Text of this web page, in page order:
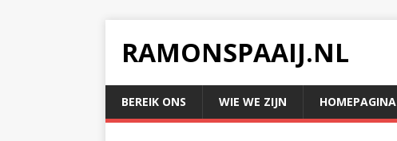
RAMONSPAAIJ.NL
BEREIK ONS WIE WE ZIJN HOMEPAGINA